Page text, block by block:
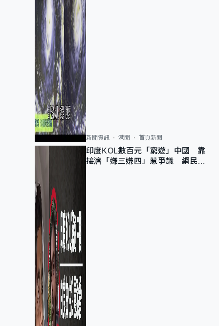
新聞資訊 港聞 首頁新聞
印度KOL數百元「窮遊」中國 靠
接濟「嫌三嫌四」惹爭議 網民：